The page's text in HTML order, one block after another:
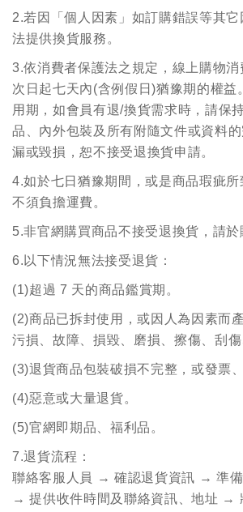
2.若因「個人因素」如訂購錯誤等其
法提供換貨服務。
3.依消費者保護法之規定，線上購物消
次日起七天內(含例假日)猶豫期的權益
用期，如會員有退/換貨需求時，請保
品、內外包裝及所有附隨文件或資料
漏或毀損，恕不接受退換貨申請。
4.如於七日猶豫期間，或是商品瑕疵
不須負擔運費。
5.非官網購買商品不接受退換貨，請於
6.以下情況無法接受退貨：
(1)超過 7 天的商品鑑賞期。
(2)商品已拆封使用，或因人為因素而
污損、故障、損毀、磨損、擦傷、刮傷
(3)退貨商品包裝破損不完整，或發票
(4)惡意或大量退貨。
(5)官網即期品、福利品。
7.退貨流程：
聯絡客服人員 → 確認退貨資訊 → 準
→ 提供收件時間及聯絡資訊、地址 →